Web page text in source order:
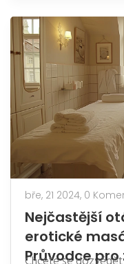
postřehy z běžného
přehled a inspiraci,
bře, 21 2024, 0
Nejčastější
erotické
Průvodce